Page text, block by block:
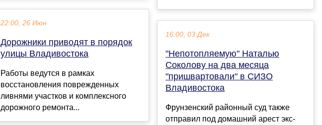
22:00, 26 Июн
Дорожники приводят в порядок
улицы Владивостока
Работы ведутся в рамках
восстановления поврежденных
ливнями участков и комплексного
дорожного ремонта...
16:00, 03 Дек
"Непотопляемую" Наталью
Соколову на два месяца
"пришвартовали" в СИЗО
Владивостока
Фрунзенский районный суд также
отправил под домашний арест экс-